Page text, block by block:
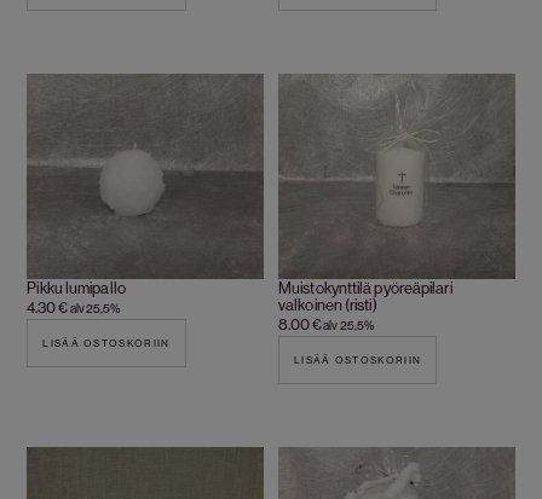
Pikku lumipallo
4.30€alv 25,5%
LISÄÄ OSTOSKORIIN
Muistokynttilä pyöreäpilari
valkoinen (risti)
8.00€alv 25,5%
LISÄÄ OSTOSKORIIN